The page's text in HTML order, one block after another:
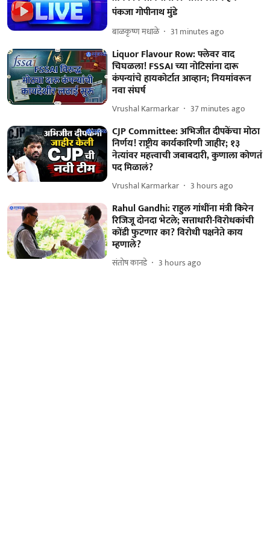
पंकजा गोपीनाथ मुंडे
बाळकृष्ण मधाळे 31 minutes ago
Liquor Flavour Row: फ्लेवर वाद
चिघळला! FSSAI च्या नोटिसांना दारू
कंपन्यांचे हायकोर्टात आव्हान; नियमांवरून
नवा संघर्ष
Vrushal Karmarkar 37 minutes ago
CJP Committee: अभिजीत दीपकेंचा मोठा
निर्णय! राष्ट्रीय कार्यकारिणी जाहीर; १३
नेत्यांवर महत्त्वाची जबाबदारी, कुणाला कोणतं
पद मिळालं?
Vrushal Karmarkar 3 hours ago
Rahul Gandhi: राहुल गांधींना मंत्री किरेन
रिजिजू दोनदा भेटले; सत्ताधारी-विरोधकांची
कोंडी फुटणार का? विरोधी पक्षनेते काय
म्हणाले?
संतोष कानडे 3 hours ago